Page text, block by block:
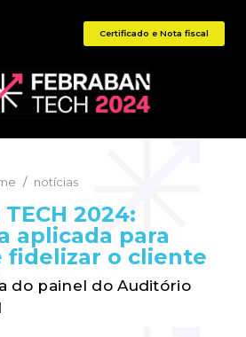
Certificado e Nota fiscal
notícias
TECH 2024:
aplicada para
fidelizar o cliente
do painel do Auditório